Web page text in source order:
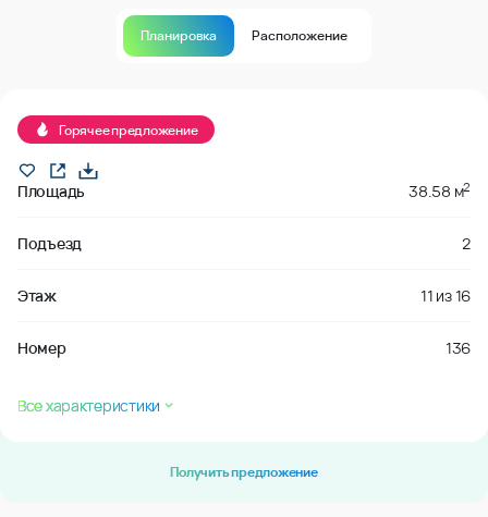
Планировка Расположение
Горячее предложение
Площадь 38.58 м2
Подъезд 2
Этаж 11 из16
Номер 136
Все характеристики
Получить предложение